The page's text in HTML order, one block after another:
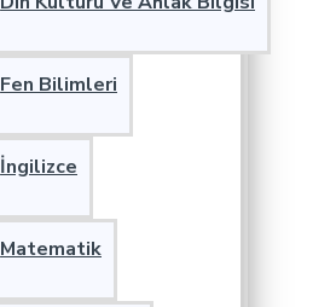
Fen Bilimleri
İngilizce
Matematik